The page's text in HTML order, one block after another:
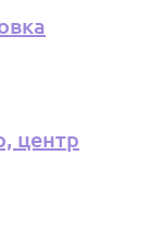
центр